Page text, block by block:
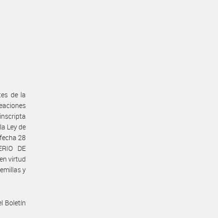
de la
Ley de
28
DE
virtud
y
Boletín